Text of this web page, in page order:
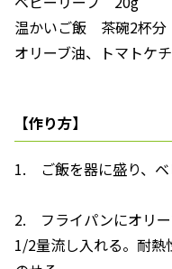
温かいご飯 茶碗2杯分
オリーブ油、トマトケ
【作り方】
1. ご飯を器に盛り、ベ
2. フライパンにオリー
1/2量流し入れる。耐